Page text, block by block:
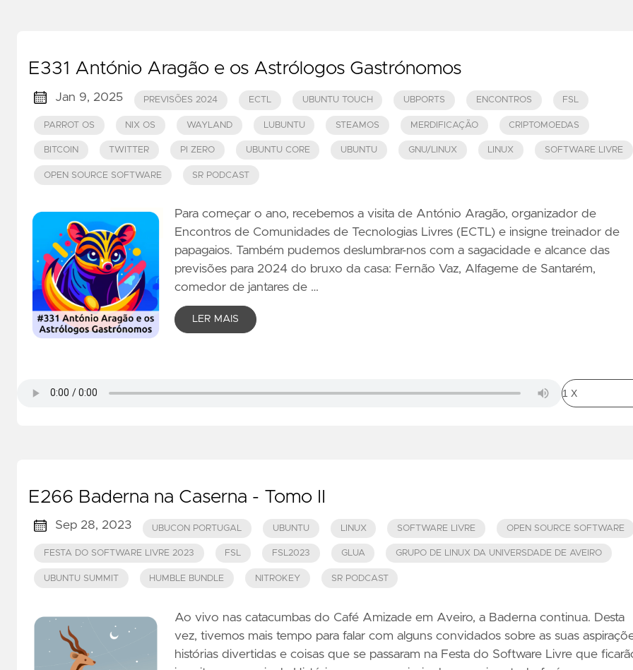
E331 António Aragão e os Astrólogos Gastrónomos
Jan 9, 2025 PREVISÕES 2024 ECTL UBUNTU TOUCH UBPORTS ENCONTROS FSL
PARROT OS NIX OS WAYLAND LUBUNTU STEAMOS MERDIFICAÇÃO CRIPTOMOEDAS
BITCOIN TWITTER PI ZERO UBUNTU CORE UBUNTU GNU/LINUX LINUX SOFTWARE LIVRE
OPEN SOURCE SOFTWARE SR PODCAST
Para começar o ano, recebemos a visita de António Aragão, organizador de
Encontros de Comunidades de Tecnologias Livres (ECTL) e insigne treinador de
papagaios. Também pudemos deslumbrar-nos com a sagacidade e alcance das
previsões para 2024 do bruxo da casa: Fernão Vaz, Alfageme de Santarém,
comedor de jantares de …
LER MAIS
E266 Baderna na Caserna - Tomo II
Sep 28, 2023 UBUCON PORTUGAL UBUNTU LINUX SOFTWARE LIVRE OPEN SOURCE SOFTWARE
FESTA DO SOFTWARE LIVRE 2023 FSL FSL2023 GLUA GRUPO DE LINUX DA UNIVERSDADE DE AVEIRO
UBUNTU SUMMIT HUMBLE BUNDLE NITROKEY SR PODCAST
Ao vivo nas catacumbas do Café Amizade em Aveiro, a Baderna continua. Desta
vez, tivemos mais tempo para falar com alguns convidados sobre as suas
histórias divertidas e coisas que se passaram na Festa do Software Livre que